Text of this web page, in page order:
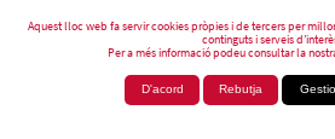
Aquest lloc web fa servir cookies pròpies i de tercers per
continguts i serveis
Per a més informació podeu consultar la
D'acord Rebutja